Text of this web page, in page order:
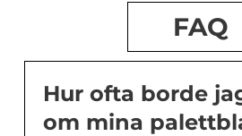
FAQ
Hur ofta borde
om mina